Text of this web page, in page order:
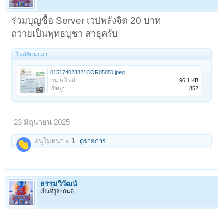
ร่วมบุญซื้อ Server เวปพลังจิต 20 บาท
ถวายเป็นพุทธบูชา สาธุครับ
ไฟล์ที่แนบมา:
015174023821COR05050.jpeg
ขนาดไฟล์:
96.1 KB
เปิดดู:
852
23 มิถุนายน 2025
อนุโมทนา x 1 ดูรายการ
ธรรมวิวัฒน์
เป็นที่รู้จักกันดี